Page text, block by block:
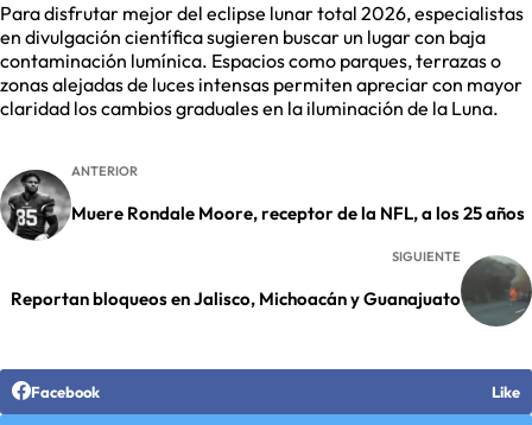
Para disfrutar mejor del eclipse lunar total 2026, especialistas
en divulgación científica sugieren buscar un lugar con baja
contaminación lumínica. Espacios como parques, terrazas o
zonas alejadas de luces intensas permiten apreciar con mayor
claridad los cambios graduales en la iluminación de la Luna.
ANTERIOR
Muere Rondale Moore, receptor de la NFL, a los 25 años
SIGUIENTE
Reportan bloqueos en Jalisco, Michoacán y Guanajuato
Facebook Like